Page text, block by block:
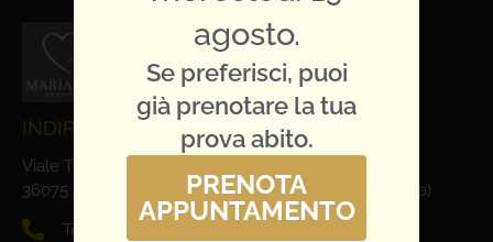
INDIRIZZO E CONTATTI
Viale Trieste, 1
36075 Alte Ceccato di Montecchio Maggiore (Vicenza)
Tel. 0444 698321
agosto.
Se preferisci, puoi
già prenotare la tua
prova abito.
PRENOTA
APPUNTAMENTO